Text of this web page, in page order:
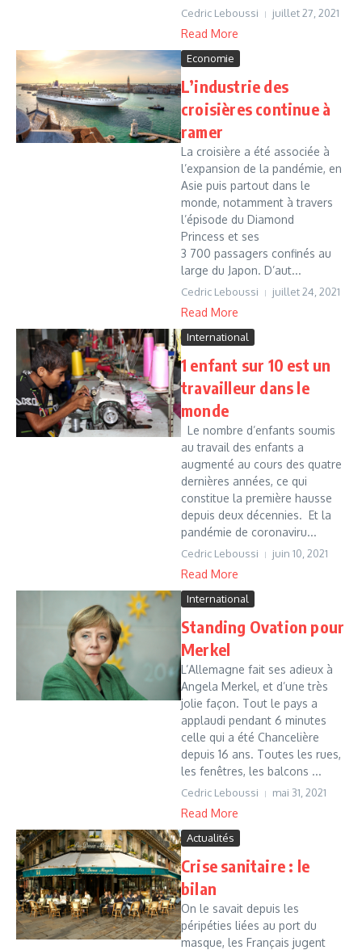
Cedric Leboussi juillet 27, 2021
Read More
Economie
L’industrie des
croisières continue à
ramer
La croisière a été associée à
l’expansion de la pandémie, en
Asie puis partout dans le
monde, notamment à travers
l’épisode du Diamond
Princess et ses
3 700 passagers confinés au
large du Japon. D’aut...
Cedric Leboussi juillet 24, 2021
Read More
International
1 enfant sur 10 est un
travailleur dans le
monde
Le nombre d’enfants soumis
au travail des enfants a
augmenté au cours des quatre
dernières années, ce qui
constitue la première hausse
depuis deux décennies. Et la
pandémie de coronaviru...
Cedric Leboussi juin 10, 2021
Read More
International
Standing Ovation pour
Merkel
L’Allemagne fait ses adieux à
Angela Merkel, et d’une très
jolie façon. Tout le pays a
applaudi pendant 6 minutes
celle qui a été Chancelière
depuis 16 ans. Toutes les rues,
les fenêtres, les balcons ...
Cedric Leboussi mai 31, 2021
Read More
Actualités
Crise sanitaire : le
bilan
On le savait depuis les
péripéties liées au port du
masque, les Français jugent